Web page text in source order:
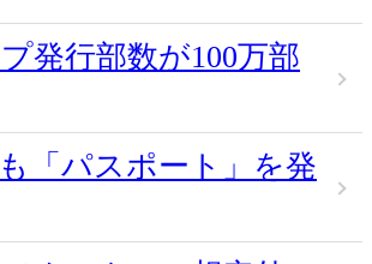
発行部数が100万部
「パスポート」を発